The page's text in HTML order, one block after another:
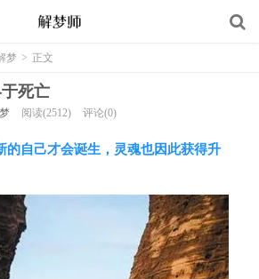
梦 > 正文
死亡
阅读(2512) 评论(0)
的自己才会诞生，灵魂也因此获得升